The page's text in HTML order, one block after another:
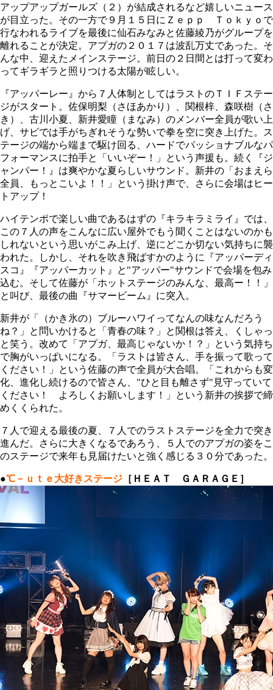
アップアップガールズ（２）が結成されるなど嬉しいニュース
が目立った。その一方で９月１５日にＺｅｐｐ Ｔｏｋｙｏで
行なわれるライブを最後に仙石みなみと佐藤綾乃がグループを
離れることが決定。アプガの２０１７は波乱万丈であった。そ
んな中、迎えたメインステージ。前日の２日間とは打って変わ
ってギラギラと照りつける太陽が眩しい。
『アッパーレー』から７人体制としてはラストのＴＩＦステー
ジがスタート。佐保明梨（さほあかり）、関根梓、森咲樹（さ
き）、古川小夏、新井愛瞳（まなみ）のメンバー全員が歌い上
げ、サビでは手がちぎれそうな勢いで拳を空に突き上げた。ス
テージの端から端まで駆け回る、ハードでパッショナブルなパ
フォーマンスに拍手と「いいぞー！」という声援も。続く『ジ
ャンパー！』は爽やかな夏らしいサウンド。新井の「おまえら
全員、もっとこいよ！！」という掛け声で、さらに会場はヒー
トアップ！
ハイテンポで楽しい曲であるはずの『キラキラミライ』では、
この７人の声をこんなに広い屋外でもう聞くことはないのかも
しれないという思いがこみ上げ、逆にどこか切ない気持ちに襲
われた。しかし、それを吹き飛ばすかのように『アッパーディ
スコ』『アッパーカット』と"アッパー"サウンドで会場を包み
込む。そして佐藤が「ホットステージのみんな、最高ー！！」
と叫び、最後の曲『サマービーム』に突入。
新井が「（かき氷の）ブルーハワイってなんの味なんだろう
ね？」と問いかけると「青春の味？」と関根は答え、くしゃっ
と笑う。改めて「アプガ、最高じゃないか！？」という気持ち
で胸がいっぱいになる。「ラストは皆さん、手を振って歌って
ください！」という佐藤の声で全員が大合唱。「これからも変
化、進化し続けるので皆さん、"ひと目も離さず"見守っていて
ください！ よろしくお願いします！」という新井の挨拶で締
めくくられた。
７人で迎える最後の夏、７人でのラストステージを全力で突き
進んだ。さらに大きくなるであろう、５人でのアプガの姿をこ
のステージで来年も見届けたいと強く感じる３０分であった。
●℃－ｕｔｅ大好きステージ ［ＨＥＡＴ ＧＡＲＡＧＥ］